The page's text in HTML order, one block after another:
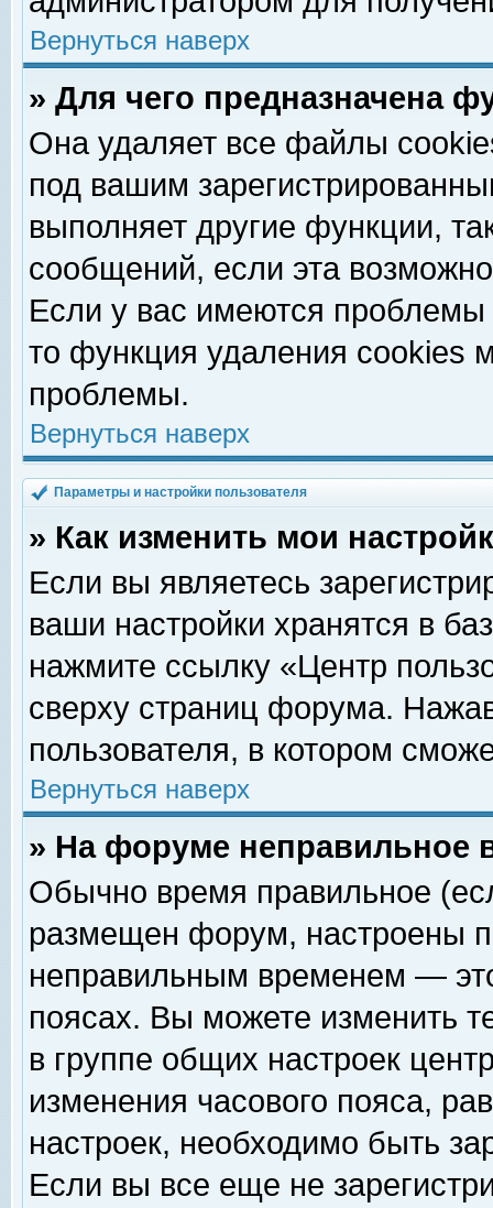
Вернуться наверх
» Для чего предназначена
Она удаляет все файлы
под вашим
выполняет другие функции,
сообщений, если эта
Если у вас имеются
то функция удаления cookies
проблемы.
Вернуться наверх
Параметры и настройки пользователя
» Как изменить мои
Если вы являетесь
ваши настройки хранятся в
нажмите ссылку «Центр
сверху страниц форума.
пользователя, в котором
Вернуться наверх
» На форуме неправильное
Обычно время правильное
размещен форум, настроены
неправильным временем —
поясах. Вы можете изменить
в группе общих настроек
изменения часового пояса,
настроек, необходимо быть
Если вы все еще не